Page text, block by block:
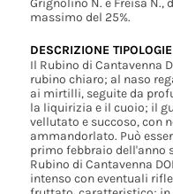
Grignolino N. e Freisa
massimo del 25%.
DESCRIZIONE
Il Rubino di Cantavenna
rubino chiaro; al naso
ai mirtilli, seguite da
la liquirizia e il cuoio; il
vellutato e succoso, con
ammandorlato. Può
primo febbraio dell'anno
Rubino di Cantavenna
intenso con eventuali